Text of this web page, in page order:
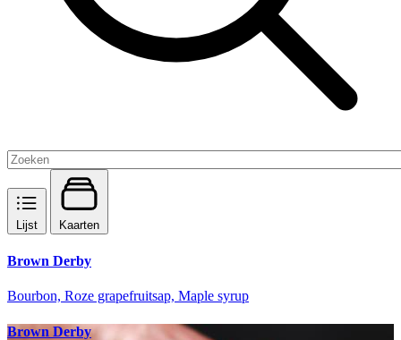
Lijst Kaarten
Brown Derby
Bourbon, Roze grapefruitsap, Maple syrup
Brown Derby